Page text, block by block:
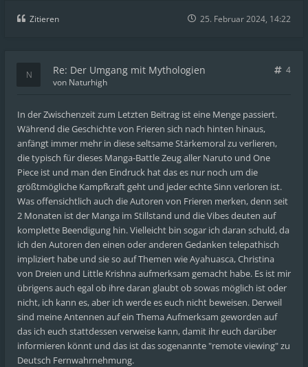
Zitieren 25. Februar 2024, 14:22
Re: Der Umgang mit Mythologien
4
von Naturhigh
In der Zwischenzeit zum Letzten Beitrag ist eine Menge passiert.
Während die Geschichte von Frieren sich nach hinten hinaus,
anfängt immer mehr in diese seltsame Stärkemoral zu verlieren,
die typisch für dieses Manga-Battle Zeug aller Naruto und One
Piece ist und man den Eindruck hat das es nur noch um die
größtmögliche Kampfkraft geht und jeder echte Sinn verloren ist.
Was offensichtlich auch die Autoren von Frieren merken, denn seit
2 Monaten ist der Manga im Stillstand und die Vibes deuten auf
komplette Beendigung hin. Vielleicht bin sogar ich daran schuld, da
ich den Autoren den einen oder anderen Gedanken telepathisch
impliziert habe und sie so auf Themen wie Ayahuasca, Christina
von Dreien und Little Krishna aufmerksam gemacht habe. Es ist mir
übrigens auch egal ob ihre daran glaubt ob sowas möglich ist oder
nicht, ich kann es, aber ich werde es euch nicht beweisen. Derweil
sind meine Antennen auf ein Thema Aufmerksam geworden auf
das ich euch stattdessen verweise kann, damit ihr euch darüber
informieren könnt und das ist das sogenannte "remote viewing" zu
Deutsch Fernwahrnehmung.